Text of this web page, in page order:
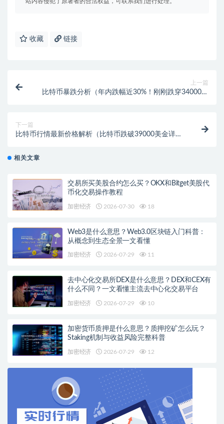
收藏 链接
上一篇
比特币暴跌分析（年内跌幅近30%！刚刚跌穿34000美
下一篇
比特币行情最新价格解析（比特币跌破39000美金详
相关文章
交易所买美股合约怎么买？OKX和Bitget美股代
币化交易操作教程
加密经济 2026-07-30 18
Web3是什么意思？Web3.0区块链入门科普：
从概念到生态全景一文看懂
加密经济 2026-07-29 11
去中心化交易所DEX是什么意思？DEX和CEX有
什么不同？一文看懂主流去中心化交易平台
加密经济 2026-07-29 10
加密货币质押是什么意思？质押挖矿怎么玩？
Staking机制与收益风险完整科普
加密经济 2026-07-29 12